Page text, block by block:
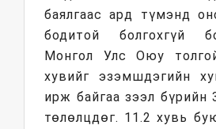
баялгаас ард түмэнд
бодитой болгохгүй
Монгол Улс Оюу
хувийг эзэмшдэгийн
ирж байгаа зээл бүрийн
төлөлцдөг. 11.2 хувь